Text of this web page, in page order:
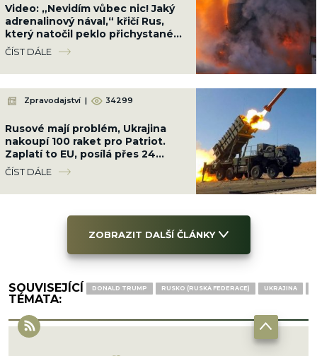
Video: „Nevidím vůbec nic! Jaký
adrenalinový nával,“ křičí Rus,
který natočil peklo přichystané
Ukrajinci cestou na Krym
ČÍST DÁLE
Zpravodajství | 34299
Rusové mají problém, Ukrajina
nakoupí 100 raket pro Patriot.
Zaplatí to EU, posílá přes 24
miliard Kč
ČÍST DÁLE
ZOBRAZIT DALŠÍ ČLÁNKY
SOUVISEJÍCÍ
TÉMATA:
DONALD TRUMP RUSKO (RUSKÁ FEDERACE) UKRAJINA